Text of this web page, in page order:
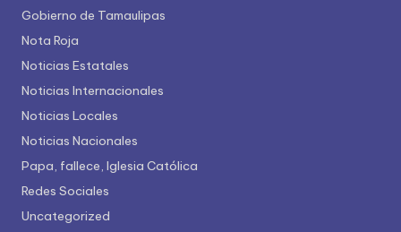
Gobierno de Tamaulipas
Nota Roja
Noticias Estatales
Noticias Internacionales
Noticias Locales
Noticias Nacionales
Papa, fallece, Iglesia Católica
Redes Sociales
Uncategorized